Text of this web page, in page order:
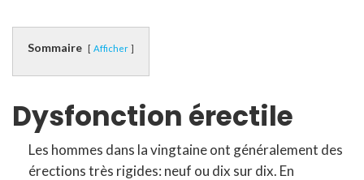
Sommaire Afficher
Dysfonction érectile
Les hommes dans la vingtaine ont généralement des
érections très rigides: neuf ou dix sur dix. En